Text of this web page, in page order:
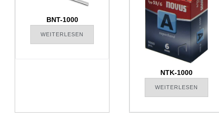
BNT-1000
WEITERLESEN
NTK-1000
WEITERLESEN